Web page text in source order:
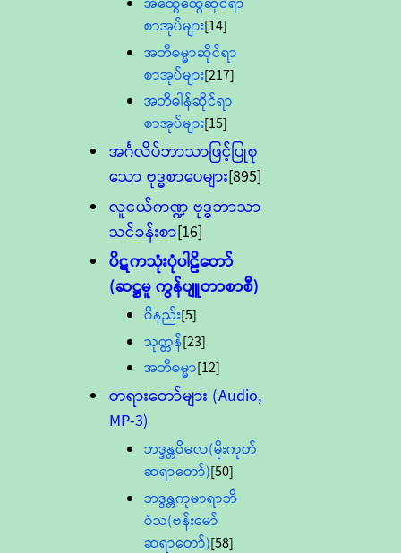
စာအုပ်များ[14]
အဘိဓမ္မာဆိုင်ရာ
စာအုပ်များ[217]
အဘိဓါန်ဆိုင်ရာ
စာအုပ်များ[15]
အင်္ဂလိပ်ဘာသာဖြင့်ပြုစု
သော ဗုဒ္ဓစာပေများ[895]
လူငယ်ကဏ္ဍ ဗုဒ္ဓဘာသာ
သင်ခန်းစာ[16]
ပိဋကသုံးပုံပါဠိတော်
(ဆဋ္ဌမူ ကွန်ပျူတာစာစီ)
ဝိနည်း[5]
သုတ္တန်[23]
အဘိဓမ္မာ[12]
တရားတော်များ (Audio,
MP-3)
ဘဒ္ဒန္တဝိမလ(မိုးကုတ်
ဆရာတော်)[50]
ဘဒ္ဒန္တကုမာရာဘိ
ဝံသ(ဗန်းမော်
ဆရာတော်)[58]